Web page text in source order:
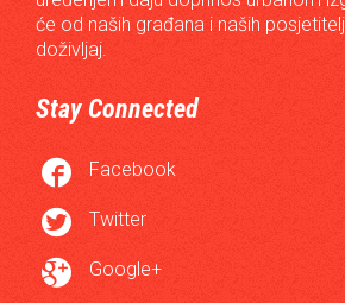
će od naših građana i naših
doživljaj.
Stay Connected
 Facebook
 Twitter
 Google+